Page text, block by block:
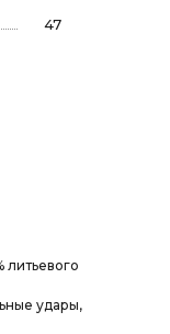
47
литьевого
удары,